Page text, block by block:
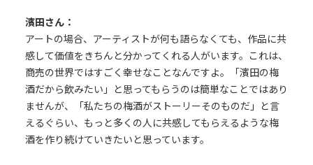
濱田さん：
アートの場合、アーティストが何も語らなくても、作品に共
感して価値をきちんと分かってくれる人がいます。これは、
商売の世界ではすごく幸せなことなんですよ。「濱田の梅
酒だから飲みたい」と思ってもらうのは簡単なことではあり
ませんが、「私たちの梅酒がストーリーそのものだ」と言
えるぐらい、もっと多くの人に共感してもらえるような梅
酒を作り続けていきたいと思っています。